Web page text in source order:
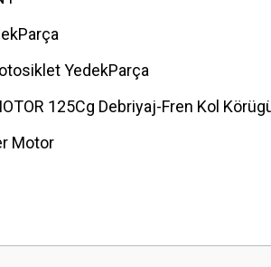
YedekParça
125Cg Debriyaj-Fren Kol
Motor
teşekkür ederiz.